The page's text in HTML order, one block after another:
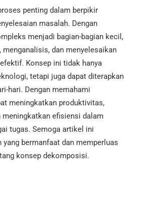
penting dalam berpikir
masalah. Dengan
menjadi bagian-bagian kecil,
menganalisis, dan menyelesaikan
Konsep ini tidak hanya
tetapi juga dapat diterapkan
hari. Dengan memahami
meningkatkan produktivitas,
meningkatkan efisiensi dalam
tugas. Semoga artikel ini
yang bermanfaat dan memperluas
konsep dekomposisi.